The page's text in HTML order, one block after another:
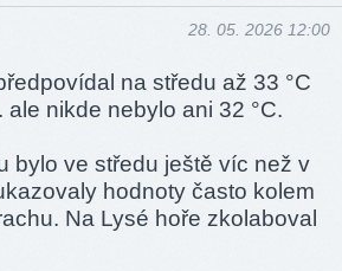
28. 05. 2026 12:00
na středu až 33 °C
ale nikde nebylo ani 32 °C.
bylo ve středu ještě víc než v
hodnoty často kolem
Na Lysé hoře zkolaboval